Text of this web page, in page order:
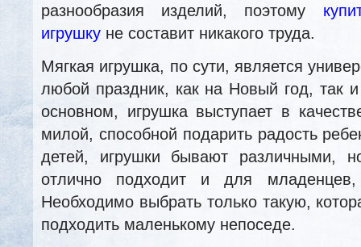
разнообразия изделий, поэтому
игрушку не составит никакого труда.
Мягкая игрушка, по сути, является
любой праздник, как на Новый год, так
основном, игрушка выступает в
милой, способной подарить радость
детей, игрушки бывают различными,
отлично подходит и для
Необходимо выбрать только такую,
подходить маленькому непоседе.